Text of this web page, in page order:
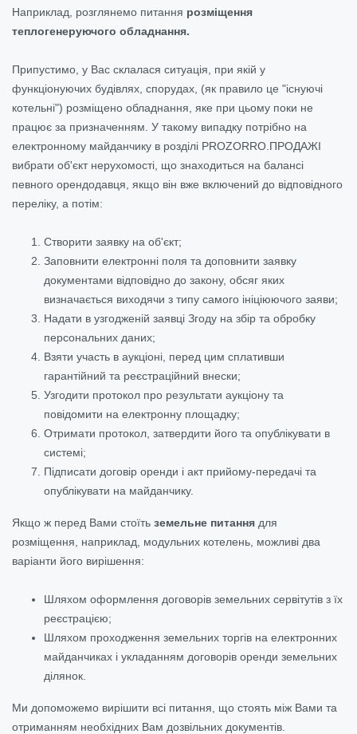
Наприклад, розглянемо питання розміщення
теплогенеруючого обладнання.
Припустимо, у Вас склалася ситуація, при якій у
функціонуючих будівлях, спорудах, (як правило це "існуючі
котельні") розміщено обладнання, яке при цьому поки не
працює за призначенням. У такому випадку потрібно на
електронному майданчику в розділі PROZORRO.ПРОДАЖІ
вибрати об'єкт нерухомості, що знаходиться на балансі
певного орендодавця, якщо він вже включений до відповідного
переліку, а потім:
Створити заявку на об'єкт;
Заповнити електронні поля та доповнити заявку
документами відповідно до закону, обсяг яких
визначається виходячи з типу самого ініціюючого заяви;
Надати в узгодженій заявці Згоду на збір та обробку
персональних даних;
Взяти участь в аукціоні, перед цим сплативши
гарантійний та реєстраційний внески;
Узгодити протокол про результати аукціону та
повідомити на електронну площадку;
Отримати протокол, затвердити його та опублікувати в
системі;
Підписати договір оренди і акт прийому-передачі та
опублікувати на майданчику.
Якщо ж перед Вами стоїть земельне питання для
розміщення, наприклад, модульних котелень, можливі два
варіанти його вирішення:
Шляхом оформлення договорів земельних сервітутів з їх
реєстрацією;
Шляхом проходження земельних торгів на електронних
майданчиках і укладанням договорів оренди земельних
ділянок.
Ми допоможемо вирішити всі питання, що стоять між Вами та
отриманням необхідних Вам дозвільних документів.